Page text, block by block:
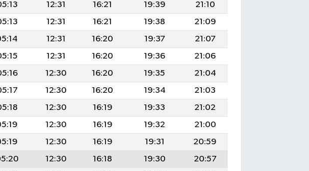
12:31 16:21 19:39
21:10
12:31 16:21 19:38
21:09
12:31 16:20 19:37
21:07
12:31 16:20 19:36
21:06
12:30 16:20 19:35
21:04
12:30 16:20 19:34
21:03
12:30 16:19 19:33
21:02
12:30 16:19 19:32
21:00
12:30 16:19 19:31
20:59
12:30 16:18 19:30
20:57